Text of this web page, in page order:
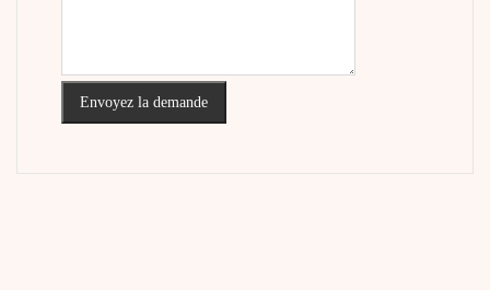
Envoyez la demande